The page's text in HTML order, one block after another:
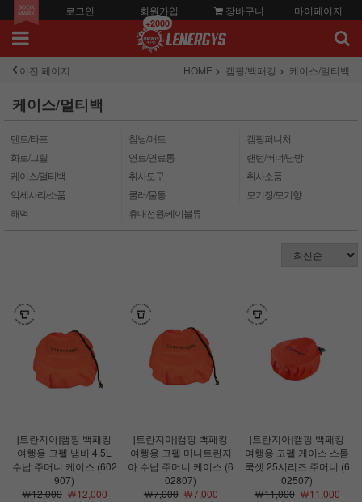
로그인 회원가입
+2000
장바구니 마이페이지
이전 페이지 HOME 캠핑/백패킹 케이스/멀티백
케이스/멀티백
텐트/타프 침낭/매트
캠핑퍼니처
화로/그릴
연료/연료통
랜턴/버너/난방
케이스/멀티백
취사도구
취사소품
악세사리/소품
쿨러/물통
모기장/모기향
해먹
휴대전원/케이블류
[트란지아]캠핑 백패킹
여행용 코펠 냄비 4.5L
수납 주머니 케이스 (602
907)
￦12,000￦12,000
[트란지아]캠핑 백패킹
여행용 코펠 미니트란지
아 수납 주머니 케이스 (6
02807)
￦7,000￦7,000
[트란지아]캠핑 백패킹
여행용 코펠 케이스 스톰
쿡셋 25시리즈 주머니 (6
02507)
￦11,000￦11,000